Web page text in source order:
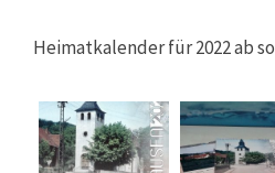
Heimatkalender für 2022 ab